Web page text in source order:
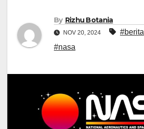
By Rizhu Botania
NOV 20, 2024 #berita
#nasa